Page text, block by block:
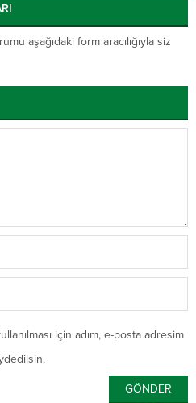
aşağıdaki form aracılığıyla siz
için adım, e-posta adresim